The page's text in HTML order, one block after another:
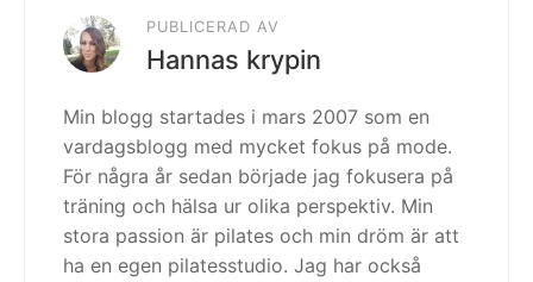
PUBLICERAD AV
Hannas krypin
Min blogg startades i mars 2007 som en
vardagsblogg med mycket fokus på mode.
För några år sedan började jag fokusera på
träning och hälsa ur olika perspektiv. Min
stora passion är pilates och min dröm är att
ha en egen pilatesstudio. Jag har också